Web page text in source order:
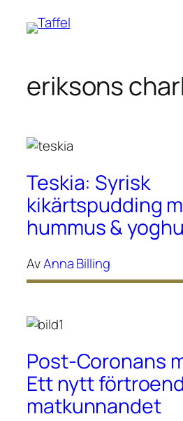
Hoppa
eriksons
Teskia: Syrisk
kikärtspudding
hummus &
AvAnna Billing
Post-Coronans
Ett nytt
matkunnandet